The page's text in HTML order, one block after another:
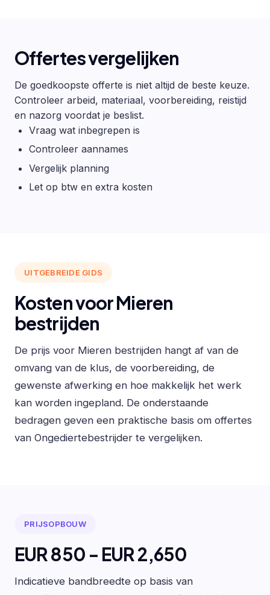
Offertes vergelijken
De goedkoopste offerte is niet altijd de beste keuze.
Controleer arbeid, materiaal, voorbereiding, reistijd
en nazorg voordat je beslist.
Vraag wat inbegrepen is
Controleer aannames
Vergelijk planning
Let op btw en extra kosten
UITGEBREIDE GIDS
Kosten voor Mieren
bestrijden
De prijs voor Mieren bestrijden hangt af van de
omvang van de klus, de voorbereiding, de
gewenste afwerking en hoe makkelijk het werk
kan worden ingepland. De onderstaande
bedragen geven een praktische basis om offertes
van Ongediertebestrijder te vergelijken.
PRIJSOPBOUW
EUR 850 - EUR 2,650
Indicatieve bandbreedte op basis van